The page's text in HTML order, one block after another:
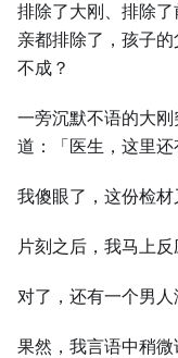
排除了⼤刚、排除
亲都排除了，孩子
不成？
⼀旁沉默不语的⼤刚
道：「医⽣，这里还
我傻眼了，这份检材
片刻之后，我马上反
对了，还有⼀个男⼈
果然，我言语中稍